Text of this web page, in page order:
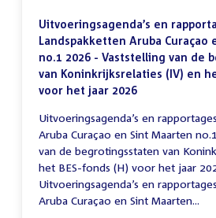
Uitvoeringsagenda’s en
Landspakketten Aruba Curaçao
no.1 2026 - Vaststelling van de
van Koninkrijksrelaties (IV) en
voor het jaar 2026
Uitvoeringsagenda’s en
Aruba Curaçao en Sint Maarten
van de begrotingsstaten van
het BES-fonds (H) voor het jaar
Uitvoeringsagenda’s en
Aruba Curaçao en Sint Maarten...